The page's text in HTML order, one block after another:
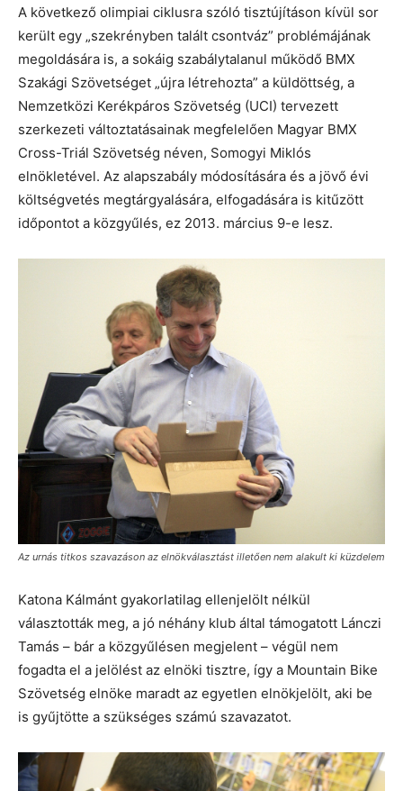
A következő olimpiai ciklusra szóló tisztújításon kívül sor
került egy „szekrényben talált csontváz” problémájának
megoldására is, a sokáig szabálytalanul működő BMX
Szakági Szövetséget „újra létrehozta” a küldöttség, a
Nemzetközi Kerékpáros Szövetség (UCI) tervezett
szerkezeti változtatásainak megfelelően Magyar BMX
Cross-Triál Szövetség néven, Somogyi Miklós
elnökletével. Az alapszabály módosítására és a jövő évi
költségvetés megtárgyalására, elfogadására is kitűzött
időpontot a közgyűlés, ez 2013. március 9-e lesz.
Az urnás titkos szavazáson az elnökválasztást illetően nem alakult ki küzdelem
Katona Kálmánt gyakorlatilag ellenjelölt nélkül
választották meg, a jó néhány klub által támogatott Lánczi
Tamás – bár a közgyűlésen megjelent – végül nem
fogadta el a jelölést az elnöki tisztre, így a Mountain Bike
Szövetség elnöke maradt az egyetlen elnökjelölt, aki be
is gyűjtötte a szükséges számú szavazatot.